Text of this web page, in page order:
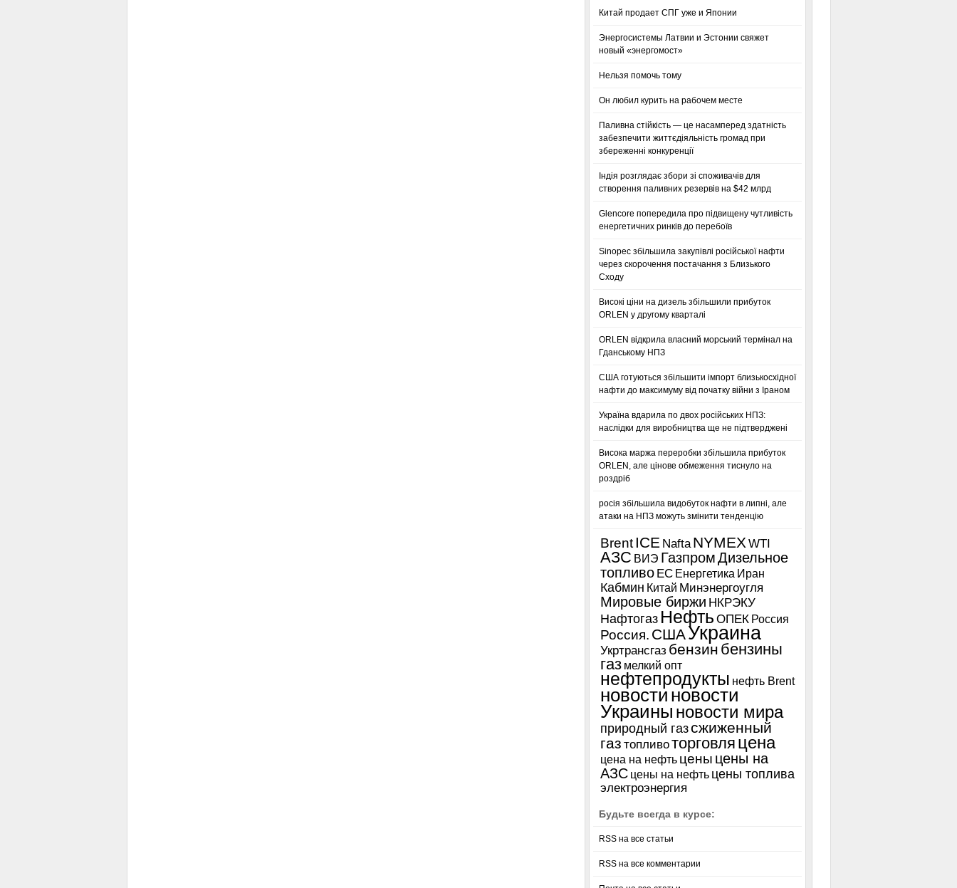
Китай продает СПГ уже и Японии
Энергосистемы Латвии и Эстонии свяжет
новый «энергомост»
Нельзя помочь тому
Он любил курить на рабочем месте
Паливна стійкість — це насамперед здатність
забезпечити життєдіяльність громад при
збереженні конкуренції
Індія розглядає збори зі споживачів для
створення паливних резервів на $42 млрд
Glencore попередила про підвищену чутливість
енергетичних ринків до перебоїв
Sinopec збільшила закупівлі російської нафти
через скорочення постачання з Близького
Сходу
Високі ціни на дизель збільшили прибуток
ORLEN у другому кварталі
ORLEN відкрила власний морський термінал на
Гданському НПЗ
США готуються збільшити імпорт близькосхідної
нафти до максимуму від початку війни з Іраном
Україна вдарила по двох російських НПЗ:
наслідки для виробництва ще не підтверджені
Висока маржа переробки збільшила прибуток
ORLEN, але цінове обмеження тиснуло на
роздріб
росія збільшила видобуток нафти в липні, але
атаки на НПЗ можуть змінити тенденцію
Brent ICE Nafta NYMEXWTI
АЗС ВИЭ ГазпромДизельное
топливо ЕС Енергетика Иран
Кабмин Китай Минэнергоугля
Мировые биржи НКРЭКУ
Нафтогаз Нефть ОПЕК Россия
Россия. СШАУкраина
Укртрансгаз бензин бензины
газ мелкий опт
нефтепродукты нефть Brent
новости новости
Украины новости мира
природный газсжиженный
газ топливоторговля цена
цена на нефть цены цены на
АЗС цены на нефть цены топлива
электроэнергия
Будьте всегда в курсе:
RSS на все статьи
RSS на все комментарии